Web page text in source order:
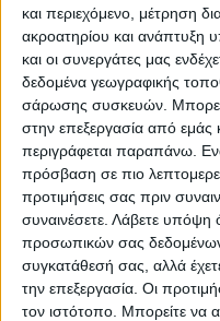
και περιεχόμενο, μέτρηση
ακροατηρίου και ανάπτυξη
και οι συνεργάτες μας
δεδομένα γεωγραφικής
σάρωσης συσκευών.
στην επεξεργασία από εμάς
περιγράφεται παραπάνω.
πρόσβαση σε πιο
προτιμήσεις σας πριν
συναινέσετε. Λάβετε υπόψη
προσωπικών σας δεδομένων
συγκατάθεσή σας, αλλά
την επεξεργασία. Οι
τον ιστότοπο. Μπορείτε να
ΑΓΩΝ στο
Όλες οι
Καρδίτσας
ΠΡΟΗΓΟΥΜΕΝΟ ΑΡΘΡΟ
Φιλικό τεστ προπόνηση για
την ΑΣΑ με Απόλλωνα
Μακρυχωρίου (4-0)